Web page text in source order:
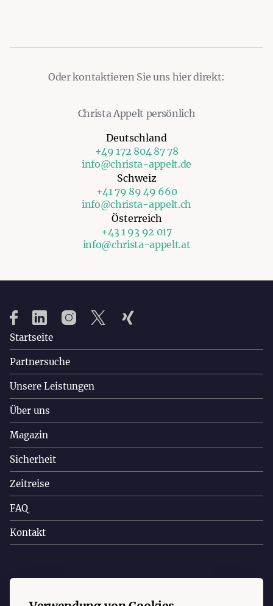
Oder kontaktieren Sie uns hier direkt:
Christa Appelt persönlich
Deutschland
+49 172 804 87 78
info@christa-appelt.de
Schweiz
+41 79 89 49 660
info@christa-appelt.ch
Österreich
+43 1 93 92 017
info@christa-appelt.at
Startseite
Partnersuche
Unsere Leistungen
Über uns
Magazin
Sicherheit
Zeitreise
FAQ
Kontakt
Copyright © 2023 Christa Appelt. Alle Rechte vorbehalten.